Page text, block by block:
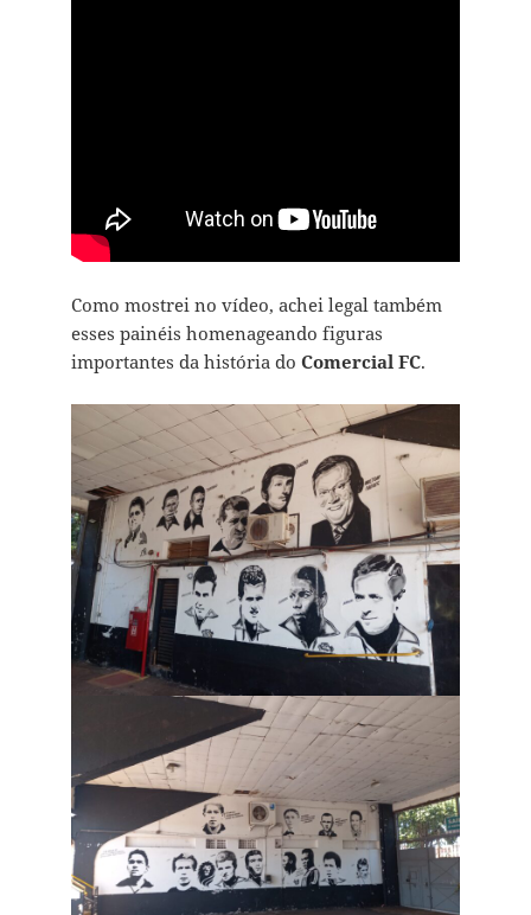
Como mostrei no vídeo, achei legal também
esses painéis homenageando figuras
importantes da história do Comercial FC.